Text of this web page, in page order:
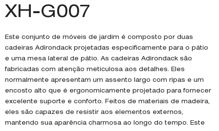
XH-G007
Este conjunto de móveis de jardim é composto por duas
cadeiras Adirondack projetadas especificamente para o pátio
e uma mesa lateral de pátio. As cadeiras Adirondack são
fabricadas com atenção meticulosa aos detalhes. Eles
normalmente apresentam um assento largo com ripas e um
encosto alto que é ergonomicamente projetado para fornecer
excelente suporte e conforto. Feitos de materiais de madeira,
eles são capazes de resistir aos elementos externos,
mantendo sua aparência charmosa ao longo do tempo. Este